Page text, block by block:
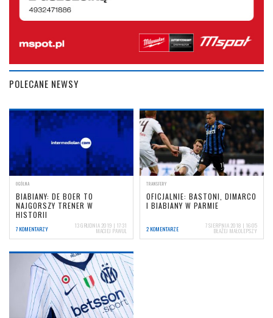
POLECANE NEWSY
OGÓLNA
BIABIANY: DE BOER TO
NAJGORSZY TRENER W
HISTORII
7 KOMENTARZY 13 GRUDNIA 2019 | 17:31
MACIEJ PAWUL
TRANSFERY
OFICJALNIE: BASTONI, DIMARCO
I BIABIANY W PARMIE
2 KOMENTARZE 7 SIERPNIA 2018 | 16:05
BŁAŻEJ MAŁOLEPSZY